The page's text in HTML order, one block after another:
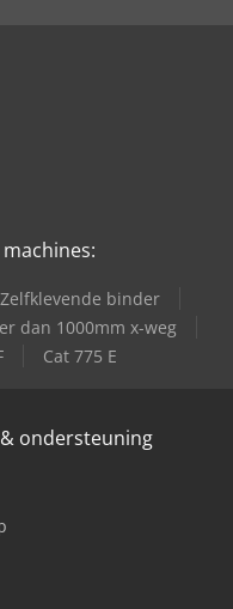
Zelfklevende binder
dan 1000mm x-weg
Cat 775 E
ondersteuning